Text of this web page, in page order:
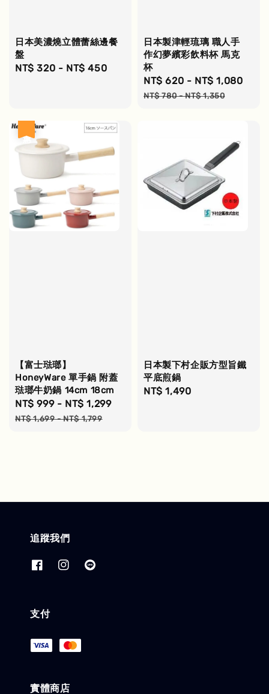
日本美濃燒立體蕾絲邊餐
盤
Regular
NT$ 320 - NT$ 450
日本製津輕琉璃 職人手
作幻夢繽彩飲料杯 馬克
杯
Sale
price
NT$ 620 - NT$ 1,080
NT$ 780-NT$ 1,350
【富士琺瑯】
HoneyWare 單手鍋 附蓋
琺瑯牛奶鍋 14cm 18cm
Sale
price
NT$ 999- NT$ 1,299
NT$ 1,699-NT$ 1,799
日本製下村企販方型旨鐵
平底煎鍋
Regular
NT$ 1,490
追蹤我們
支付
實體商店